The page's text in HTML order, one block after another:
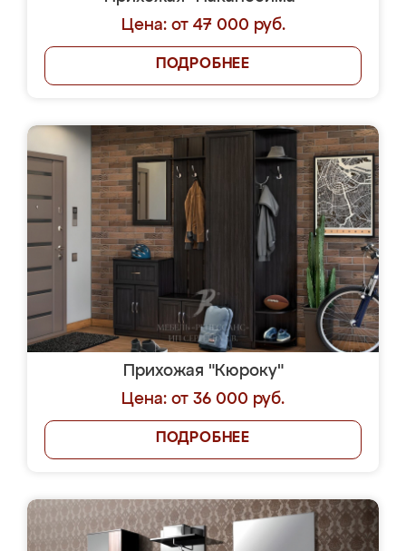
Цена: от 47 000 руб.
ПОДРОБНЕЕ
Прихожая "Кюроку"
Цена: от 36 000 руб.
ПОДРОБНЕЕ